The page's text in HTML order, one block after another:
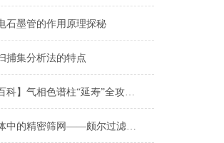
石墨管的作用原理探秘
捕集分析法的特点
【百科】气相色谱柱“延寿”全攻略：从正确安装、老化到日常维护的每一步
流体中的精密筛网——颇尔过滤器原理与工艺流体净化应用